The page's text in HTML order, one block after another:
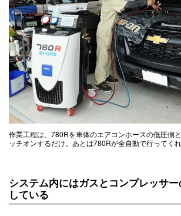
作業工程は、780Rを車体のエアコンホースの低圧側
ッチオンするだけ。あとは780Rが全自動で行ってくれ
システム内にはガスとコンプレッサ
している